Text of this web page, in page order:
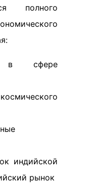
полного
в сфере
индийской
рынок